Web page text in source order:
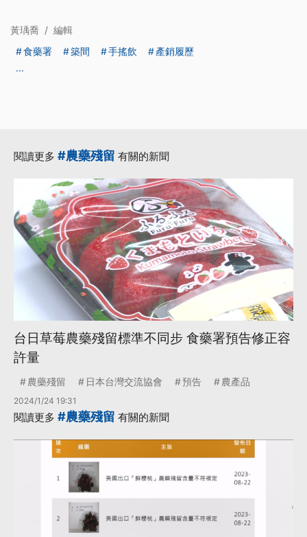
黃瑀喬 / 編輯
食藥署
築間 手搖飲
產銷履歷
...
閱讀更多 #農藥殘留 有關的新聞
台日草莓農藥殘留標準不同步 食藥署預告修正容
許量
農藥殘留 日本台灣交流協會 預告 農產品
2024/1/24 19:31
閱讀更多 #農藥殘留 有關的新聞